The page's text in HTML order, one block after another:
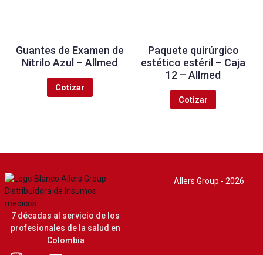
Guantes de Examen de
Nitrilo Azul – Allmed
Cotizar
Paquete quirúrgico
estético estéril – Caja
12 – Allmed
Cotizar
7 décadas al servicio de los
profesionales de la salud en
Colombia
Allers Group - 2026